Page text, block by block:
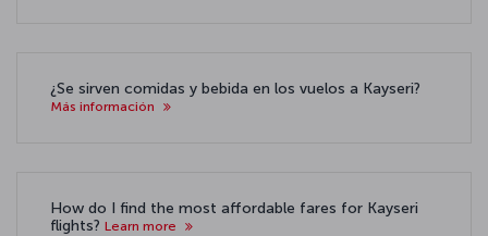
¿Se sirven comidas y bebida en los vuelos a Kayseri?
Más información
How do I find the most affordable fares for Kayseri
flights? Learn more